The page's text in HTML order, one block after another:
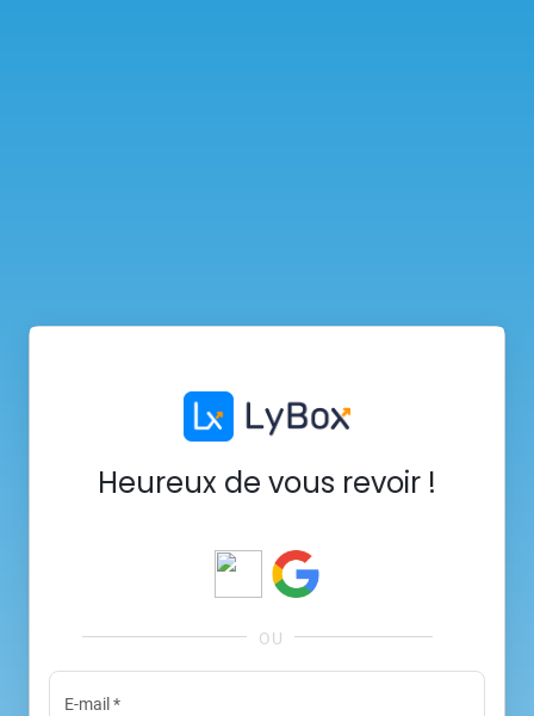
Heureux de vous revoir !
E-mail *